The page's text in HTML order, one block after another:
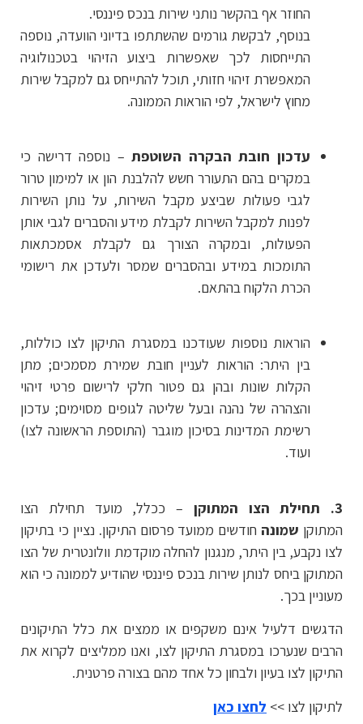
החוזר אף בהקשר נותני שירות בנכס פיננסי.
בנוסף, לבקשת גורמים שהשתתפו בדיוני הוועדה, נוספה
התייחסות לכך שאפשרות ביצוע הזיהוי בטכנולוגיה
המאפשרת זיהוי חזותי, תוכל להתייחס גם למקבל שירות
מחוץ לישראל, לפי הוראות הממונה.
עדכון חובת הבקרה השוטפת – נוספה דרישה כי
במקרים בהם התעורר חשש להלבנת הון או למימון טרור
לגבי פעולות שביצע מקבל השירות, על נותן השירות
לפנות למקבל השירות לקבלת מידע והסברים לגבי אותן
הפעולות, ובמקרה הצורך גם לקבלת אסמכתאות
התומכות במידע ובהסברים שמסר ולעדכן את רישומי
הכרת הלקוח בהתאם.
הוראות נוספות שעודכנו במסגרת התיקון לצו כוללות,
בין היתר: הוראות לעניין חובת שמירת מסמכים; מתן
הקלות שונות ובהן גם פטור חלקי לרישום פרטי זיהוי
והצהרה של נהנה ובעל שליטה לגופים מסוימים; עדכון
רשימת המדינות בסיכון מוגבר (התוספת הראשונה לצו)
ועוד.
3. תחילת הצו המתוקן
– ככלל, מועד תחילת הצו
המתוקן שמונה חודשים ממועד פרסום התיקון. נציין כי בתיקון
לצו נקבע, בין היתר, מנגנון להחלה מוקדמת וולונטרית של הצו
המתוקן ביחס לנותן שירות בנכס פיננסי שהודיע לממונה כי הוא
מעוניין בכך. ​
הדגשים דלעיל אינם משקפים או ממצים את כלל התיקונים
הרבים שנערכו במסגרת התיקון לצו, ואנו ממליצים לקרוא את
התיקון לצו בעיון ולבחון כל אחד מהם בצורה פרטנית.
לתיקון לצו >> לחצו כאן